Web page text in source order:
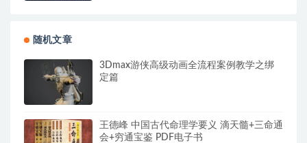
随机文章
3Dmax游侠高级动画全流程案例教学之绑
定篇
王德峰 中国古代命理学要义 滴天髓+三命通
会+穷通宝鉴 PDF电子书